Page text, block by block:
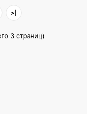
>|
3 страниц)